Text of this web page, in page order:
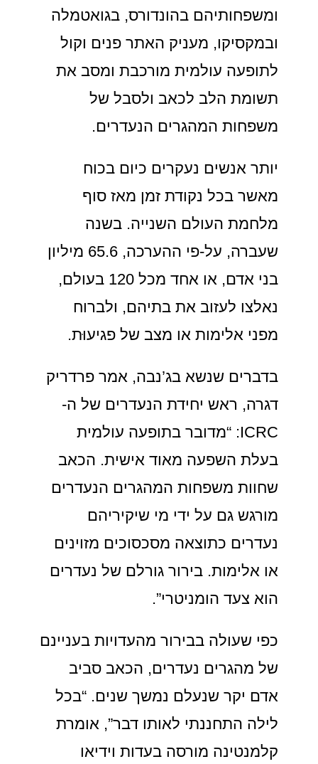
ומשפחותיהם בהונדורס, בגואטמלה
ובמקסיקו, מעניק האתר פנים וקול
לתופעה עולמית מורכבת ומסב את
תשומת הלב לכאב ולסבל של
משפחות המהגרים הנעדרים.
יותר אנשים נעקרים כיום בכוח
מאשר בכל נקודת זמן מאז סוף
מלחמת העולם השנייה. בשנה
שעברה, על-פי ההערכה, 65.6 מיליון
בני אדם, או אחד מכל 120 בעולם,
נאלצו לעזוב את בתיהם, ולברוח
מפני אלימות או מצב של פגיעוּת.
בדברים שנשא בג’נבה, אמר פרדריק
דגרה, ראש יחידת הנעדרים של ה-
ICRC: “מדובר בתופעה עולמית
בעלת השפעה מאוד אישית. הכאב
שחוות משפחות המהגרים הנעדרים
מורגש גם על ידי מי שיקיריהם
נעדרים כתוצאה מסכסוכים מזוינים
או אלימות. בירור גורלם של נעדרים
הוא צעד הומניטרי”.
כפי שעולה בבירור מהעדויות בעניינם
של מהגרים נעדרים, הכאב סביב
אדם יקר שנעלם נמשך שנים. “בכל
לילה התחננתי לאותו דבר”, אומרת
קלמנטינה מורסה בעדות וידיאו